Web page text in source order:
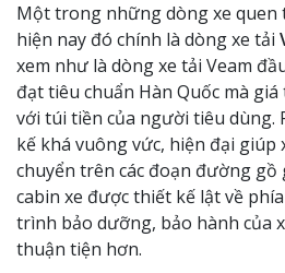
Một trong những dòng xe
hiện nay đó chính là dòng xe tải
xem như là dòng xe tải Veam
đạt tiêu chuẩn Hàn Quốc mà
với túi tiền của người tiêu dùng.
kế khá vuông vức, hiện đại giúp
chuyển trên các đoạn đường
cabin xe được thiết kế lật về
trình bảo dưỡng, bảo hành của
thuận tiện hơn.